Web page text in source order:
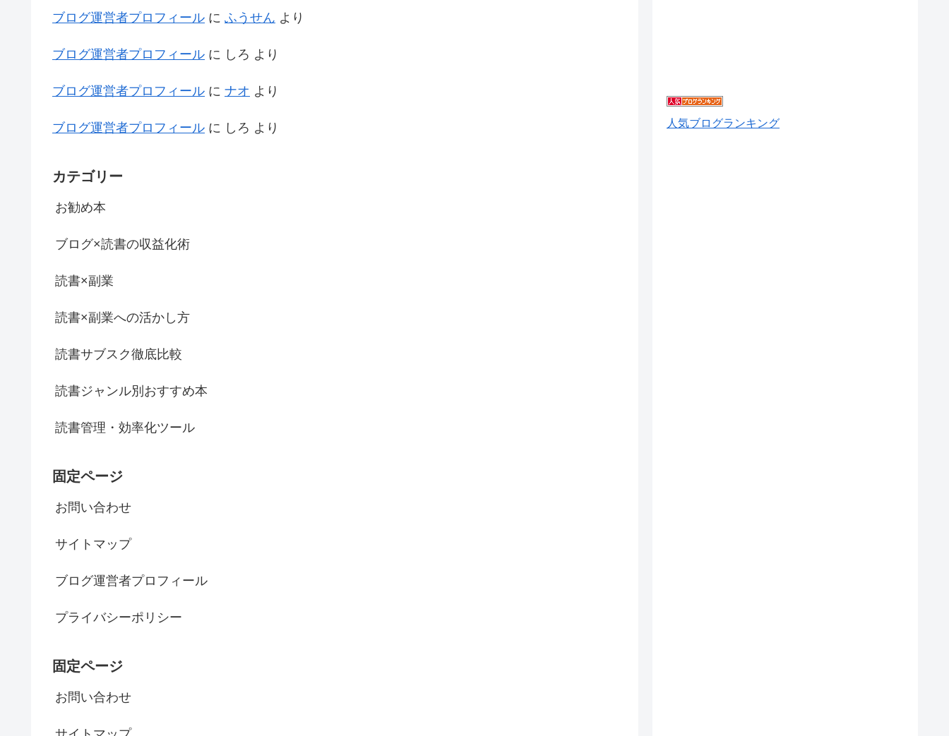
ブログ運営者プロフィール に ふうせん より
ブログ運営者プロフィール に しろ より
ブログ運営者プロフィール に ナオ より
ブログ運営者プロフィール に しろ より
カテゴリー
お勧め本
ブログ×読書の収益化術
読書×副業
読書×副業への活かし方
読書サブスク徹底比較
読書ジャンル別おすすめ本
読書管理・効率化ツール
固定ページ
お問い合わせ
サイトマップ
ブログ運営者プロフィール
プライバシーポリシー
固定ページ
お問い合わせ
人気ブログランキング